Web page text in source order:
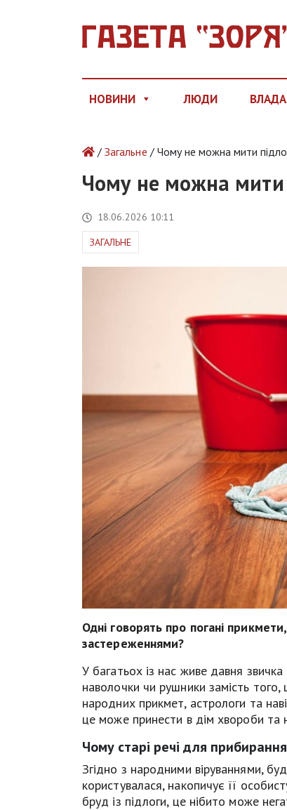
НОВИНИ ЛЮДИ ВЛАДА
/ Загальне / Чому не можна мити
Чому не можна мити
18.06.2026 10:11
ЗАГАЛЬНЕ
Одні говорять про погані
застереженнями?
У багатьох із нас живе давня
наволочки чи рушники замість того,
народних прикмет, астрологи та
це може принести в дім хвороби та
Чому старі речі для
Згідно з народними віруваннями,
користувалася, накопичує її
бруд із підлоги, це нібито може